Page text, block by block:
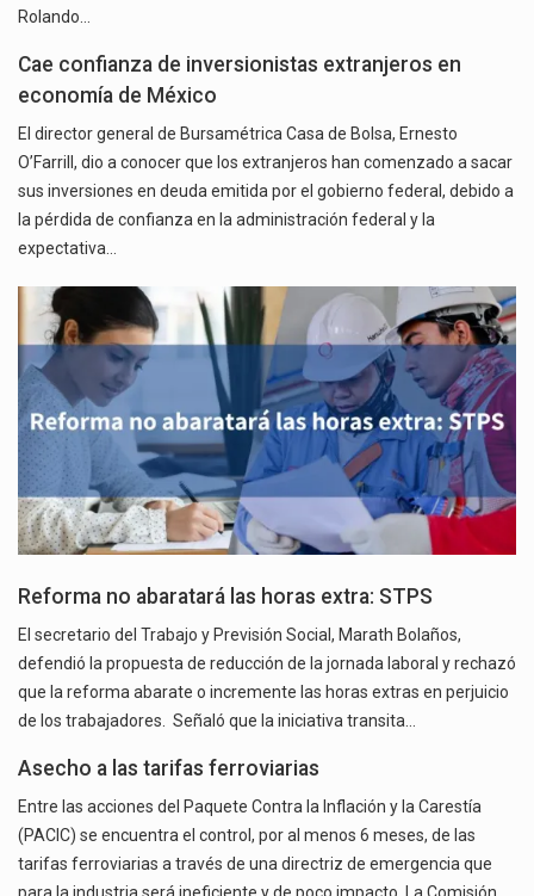
Rolando…
Cae confianza de inversionistas extranjeros en
economía de México
El director general de Bursamétrica Casa de Bolsa, Ernesto
O’Farrill, dio a conocer que los extranjeros han comenzado a sacar
sus inversiones en deuda emitida por el gobierno federal, debido a
la pérdida de confianza en la administración federal y la
expectativa…
Reforma no abaratará las horas extra: STPS
El secretario del Trabajo y Previsión Social, Marath Bolaños,
defendió la propuesta de reducción de la jornada laboral y rechazó
que la reforma abarate o incremente las horas extras en perjuicio
de los trabajadores. Señaló que la iniciativa transita…
Asecho a las tarifas ferroviarias
Entre las acciones del Paquete Contra la Inflación y la Carestía
(PACIC) se encuentra el control, por al menos 6 meses, de las
tarifas ferroviarias a través de una directriz de emergencia que